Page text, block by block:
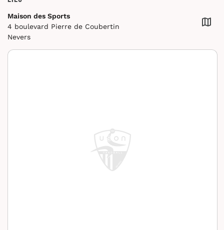
Maison des Sports
4 boulevard Pierre de Coubertin
Nevers